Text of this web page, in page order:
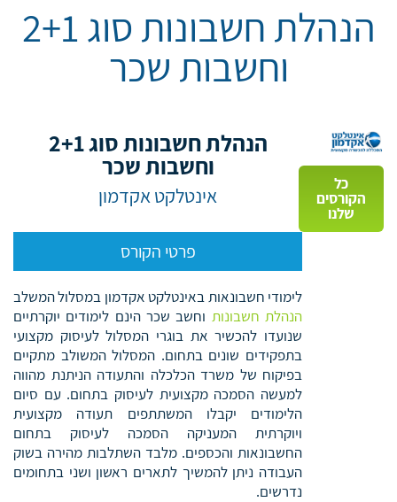
הנהלת חשבונות סוג 2+1
וחשבות שכר
כל
הקורסים
שלנו
הנהלת חשבונות סוג 2+1
וחשבות שכר
אינטלקט אקדמון
פרטי הקורס
לימודי חשבונאות באינטלקט אקדמון במסלול המשלב
הנהלת חשבונות וחשב שכר הינם לימודים יוקרתיים
שנועדו להכשיר את בוגרי המסלול לעיסוק מקצועי
בתפקידים שונים בתחום. המסלול המשולב מתקיים
בפיקוח של משרד הכלכלה והתעודה הניתנת מהווה
למעשה הסמכה מקצועית לעיסוק בתחום. עם סיום
הלימודים יקבלו המשתתפים תעודה מקצועית
ויוקרתית המעניקה הסמכה לעיסוק בתחום
החשבונאות והכספים. מלבד השתלבות מהירה בשוק
העבודה ניתן להמשיך לתארים ראשון ושני בתחומים
נדרשים.